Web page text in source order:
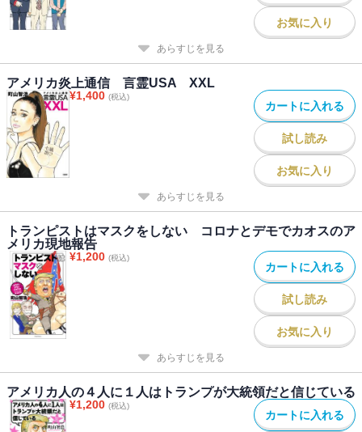
お気に入り
あらすじを見る
アメリカ炎上通信 言霊USA XXL
¥1,400 (税込)
カートに入れる
試し読み
お気に入り
あらすじを見る
トランピストはマスクをしない コロナとデモでカオスのア
メリカ現地報告
¥1,200 (税込)
カートに入れる
試し読み
お気に入り
あらすじを見る
アメリカ人の４人に１人はトランプが大統領だと信じている
¥1,200 (税込)
カートに入れる